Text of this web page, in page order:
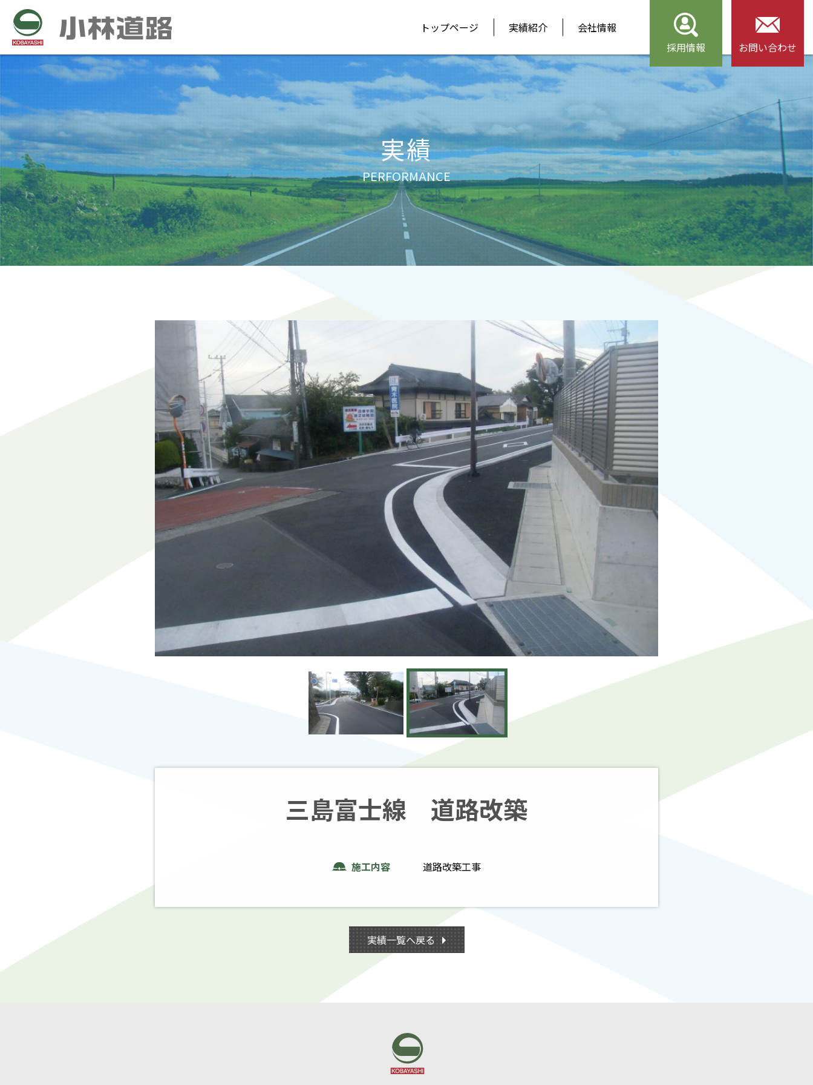
トップページ 実績紹介
会社情報
採用情報
お問い合わせ
実績
PERFORMANCE
三島富士線 道路改築
施工内容 道路改築工事
実績一覧へ戻る